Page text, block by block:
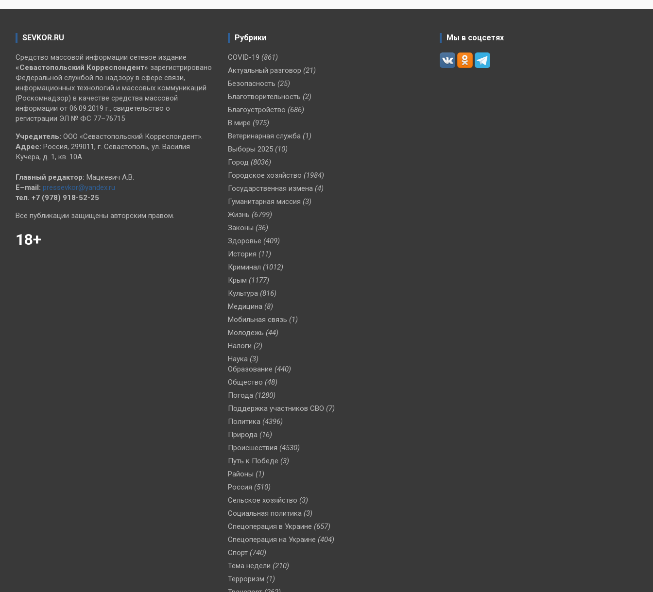
SEVKOR.RU
Средство массовой информации сетевое издание
«Севастопольский Корреспондент» зарегистрировано
Федеральной службой по надзору в сфере связи,
информационных технологий и массовых коммуникаций
(Роскомнадзор) в качестве средства массовой
информации от 06.09.2019 г., свидетельство о
регистрации ЭЛ № ФС 77–76715
Учредитель: ООО «Севастопольский Корреспондент».
Адрес: Россия, 299011, г. Севастополь, ул. Василия
Кучера, д. 1, кв. 10А
Главный редактор: Мацкевич А.В.
E–mail: pressevkor@yandex.ru
тел. +7 (978) 918-52-25
Все публикации защищены авторским правом.
18+
Рубрики
COVID-19 (861)
Актуальный разговор (21)
Безопасность (25)
Благотворительность (2)
Благоустройство (686)
В мире (975)
Ветеринарная служба (1)
Выборы 2025 (10)
Город (8036)
Городское хозяйство (1984)
Государственная измена (4)
Гуманитарная миссия (3)
Жизнь (6799)
Законы (36)
Здоровье (409)
История (11)
Криминал (1012)
Крым (1177)
Культура (816)
Медицина (8)
Мобильная связь (1)
Молодежь (44)
Налоги (2)
Наука (3)
Образование (440)
Общество (48)
Погода (1280)
Поддержка участников СВО (7)
Политика (4396)
Природа (16)
Происшествия (4530)
Путь к Победе (3)
Районы (1)
Россия (510)
Сельское хозяйство (3)
Социальная политика (3)
Спецоперация в Украине (657)
Спецоперация на Украине (404)
Спорт (740)
Тема недели (210)
Терроризм (1)
Мы в соцсетях